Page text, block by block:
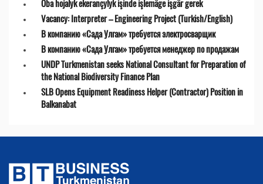
Oba hojalyk ekerançylyk işinde işlemäge işgär gerek
Vacancy: Interpreter – Engineering Project (Turkish/English)
В компанию «Сада Улгам» требуется электросварщик
В компанию «Сада Улгам» требуется менеджер по продажам
UNDP Turkmenistan seeks National Consultant for Preparation of
the National Biodiversity Finance Plan
SLB Opens Equipment Readiness Helper (Contractor) Position in
Balkanabat